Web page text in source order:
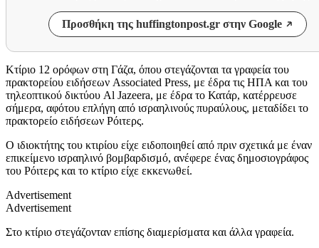
Προσθήκη της huffingtonpost.gr στην Google
Κτίριο 12 ορόφων στη Γάζα, όπου στεγάζονται τα γραφεία του
πρακτορείου ειδήσεων Associated Press, με έδρα τις ΗΠΑ και του
τηλεοπτικού δικτύου Al Jazeera, με έδρα το Κατάρ, κατέρρευσε
σήμερα, αφότου επλήγη από ισραηλινούς πυραύλους, μεταδίδει το
πρακτορείο ειδήσεων Ρόιτερς.
Ο ιδιοκτήτης του κτιρίου είχε ειδοποιηθεί από πριν σχετικά με έναν
επικείμενο ισραηλινό βομβαρδισμό, ανέφερε ένας δημοσιογράφος
του Ρόιτερς και το κτίριο είχε εκκενωθεί.
Advertisement
Advertisement
Στο κτίριο στεγάζονταν επίσης διαμερίσματα και άλλα γραφεία.